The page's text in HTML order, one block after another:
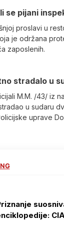
se pijani
proslavi u
je održana
zaposlenih.
stradalo u
M.M. /43/ iz
u sudaru
uprave